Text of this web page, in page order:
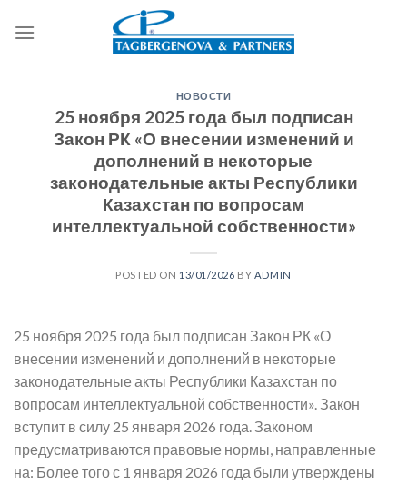
НОВОСТИ
25 ноября 2025 года был подписан
Закон РК «О внесении изменений и
дополнений в некоторые
законодательные акты Республики
Казахстан по вопросам
интеллектуальной собственности»
POSTED ON 13/01/2026 BY ADMIN
25 ноября 2025 года был подписан Закон РК «О
внесении изменений и дополнений в некоторые
законодательные акты Республики Казахстан по
вопросам интеллектуальной собственности». Закон
вступит в силу 25 января 2026 года. Законом
предусматриваются правовые нормы, направленные
на: Более того с 1 января 2026 года были утверждены